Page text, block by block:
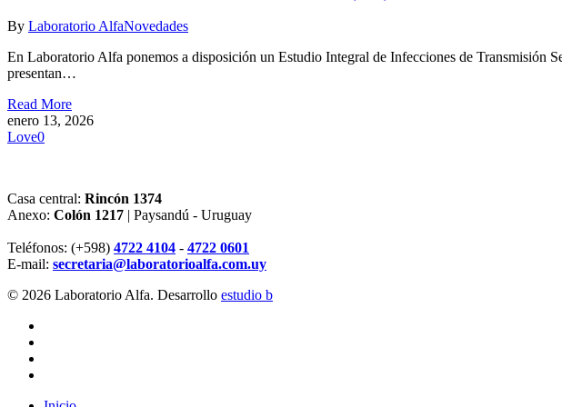
By Laboratorio AlfaNovedades
En Laboratorio Alfa ponemos a disposición un Estudio Integral de Infecciones de Transmisión
presentan…
Read More
enero 13, 2026
Love0
Casa central: Rincón 1374
Anexo: Colón 1217 | Paysandú - Uruguay
Teléfonos: (+598) 4722 4104 - 4722 0601
E-mail: secretaria@laboratorioalfa.com.uy
© 2026 Laboratorio Alfa. Desarrollo estudio b